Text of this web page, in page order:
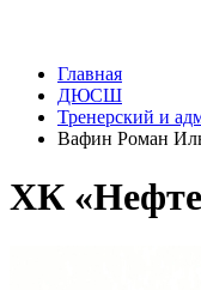
Главная
ДЮСШ
Тренерский и
Вафин Роман
ХК